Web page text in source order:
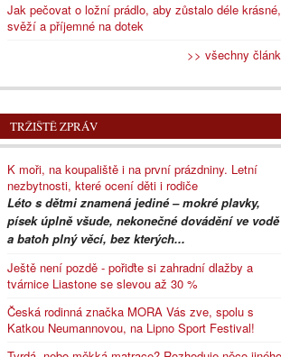
Jak pečovat o ložní prádlo, aby zůstalo déle krásné,
svěží a příjemné na dotek
>> všechny
TRŽIŠTĚ ZPRÁV
K moři, na koupaliště i na první prázdniny. Letní
nezbytnosti, které ocení děti i rodiče
Léto s dětmi znamená jediné – mokré plavky,
písek úplně všude, nekonečné dovádění ve vodě
a batoh plný věcí, bez kterých...
Ještě není pozdě - pořiďte si zahradní dlažby a
tvárnice Liastone se slevou až 30 %
Česká rodinná značka MORA Vás zve, spolu s
Katkou Neumannovou, na Lipno Sport Festival!